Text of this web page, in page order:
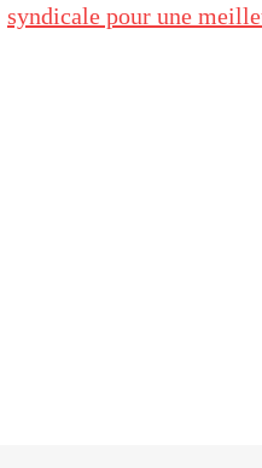
syndicale pour une